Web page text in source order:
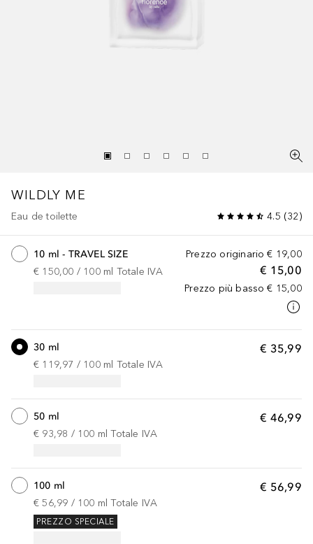
WILDLY ME
Eau de toilette 4.5 (32)
Prezzo originario € 19,00
€ 15,00
Prezzo più basso € 15,00
10 ml - TRAVEL SIZE
€ 150,00 / 100 ml Totale IVA
€ 35,99
30 ml
€ 119,97 / 100 ml Totale IVA
€ 46,99
50 ml
€ 93,98 / 100 ml Totale IVA
€ 56,99
100 ml
€ 56,99 / 100 ml Totale IVA
PREZZO SPECIALE